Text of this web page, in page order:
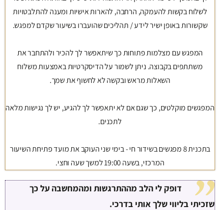
לשלוח בקשות להעמקה, הרחבה, להארות אישיות ומענה להתלבטויות
שקשורות באופן ישיר לידע / תהליכים שהועברו בשיעור שקדם למפגש.
המפגש עם מצלמות פתוחות כך שיתאפשר לך להכיר ולהתחבר את
משתתפים בקבוצה. ניתן לשמור על הדיסקרטיות באמצעות משלוח
השאלות מראש ובקשה לא לחשוף את שמך.
המפגשים מוקלטים, כך שגם אם לא יתאפשר לך להגיע, יש לך נגישות מלאה
לתכנים.
בתכנית 8 מפגשים בשידור חי - בימי שני העוקב את מועד פתיחת השיעור
המרכזי, בשעה 19:00 למשך שעה וחצי.
דופק לי הלב מההתרגשות ומהמחשבה על כך
שזכיתי בליווי שלך אותי בדרכי.